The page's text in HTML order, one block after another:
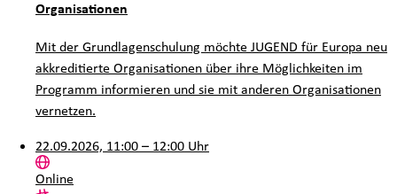
Organisationen
Mit der Grundlagenschulung möchte JUGEND für Europa neu
akkreditierte Organisationen über ihre Möglichkeiten im
Programm informieren und sie mit anderen Organisationen
vernetzen.
22.09.2026, 11:00 – 12:00 Uhr
Ort:
Online